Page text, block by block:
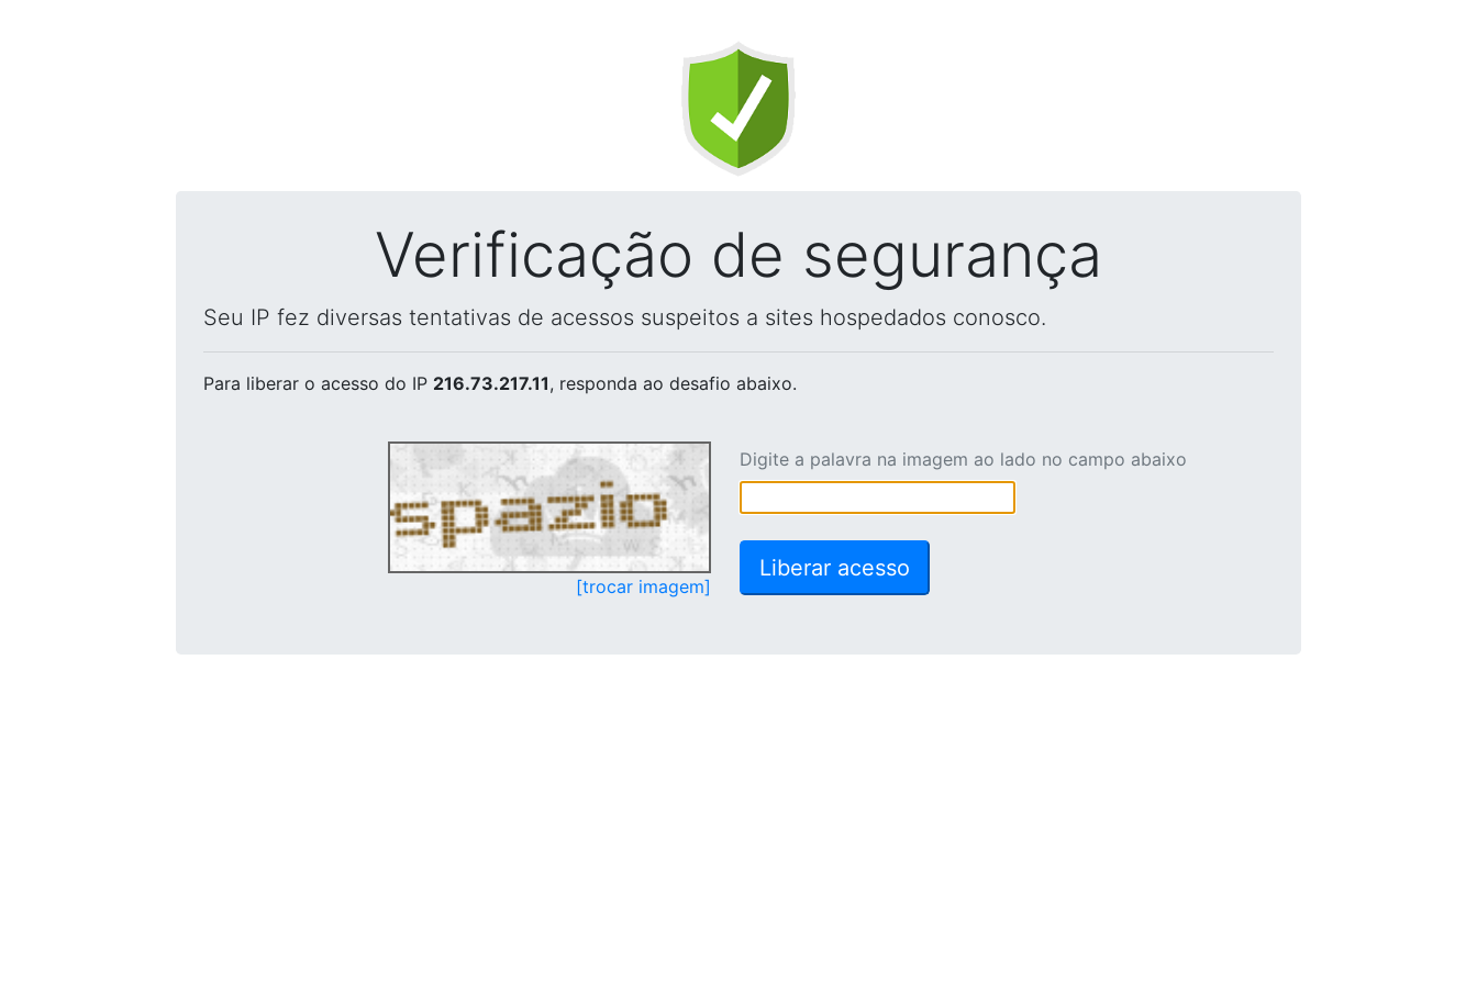
Verificação de segurança
Seu IP fez diversas tentativas de acessos suspeitos a sites hospedados conosco.
Para liberar o acesso do IP 216.73.217.11, responda ao desafio abaixo.
[trocar imagem]
Digite a palavra na imagem ao lado no campo abaixo